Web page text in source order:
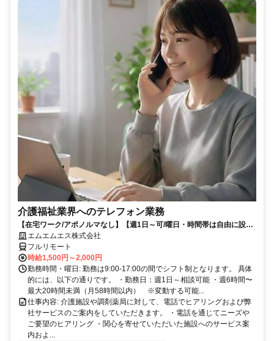
介護福祉業界へのテレフォン業務
【在宅ワーク/アポノルマなし】【週1日～可/曜日・時間帯は自由に設定
可】介護福祉業界へのテレフォン業務（主にヒアリング、商品案内）
エムエムエス株式会社
フルリモート
時給1,500円～2,000円
勤務時間・曜日: 勤務は9:00-17:00の間でシフト制となります。 具体
的には、以下の通りです。 ・勤務日：週1日～相談可能 ・週6時間〜
最大20時間未満（月58時間以内） ※変動する可能...
仕事内容: 介護施設や調剤薬局に対して、電話でヒアリングおよび弊
社サービスのご案内をしていただきます。 ・電話を通じてニーズや
ご要望のヒアリング ・関心を寄せていただいた施設へのサービス案
内およ...